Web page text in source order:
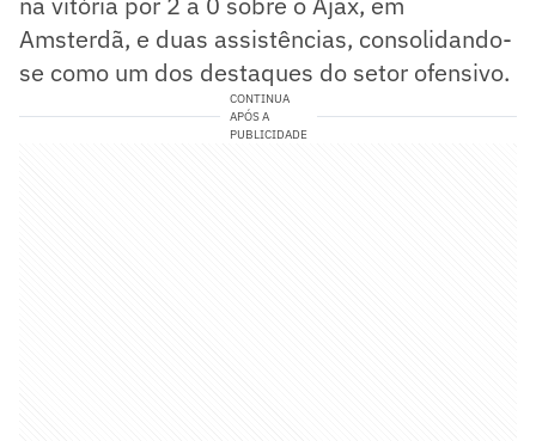
Amsterdã, e duas assistências, consolidando-
se como um dos destaques do setor ofensivo.
CONTINUA
APÓS A
PUBLICIDADE